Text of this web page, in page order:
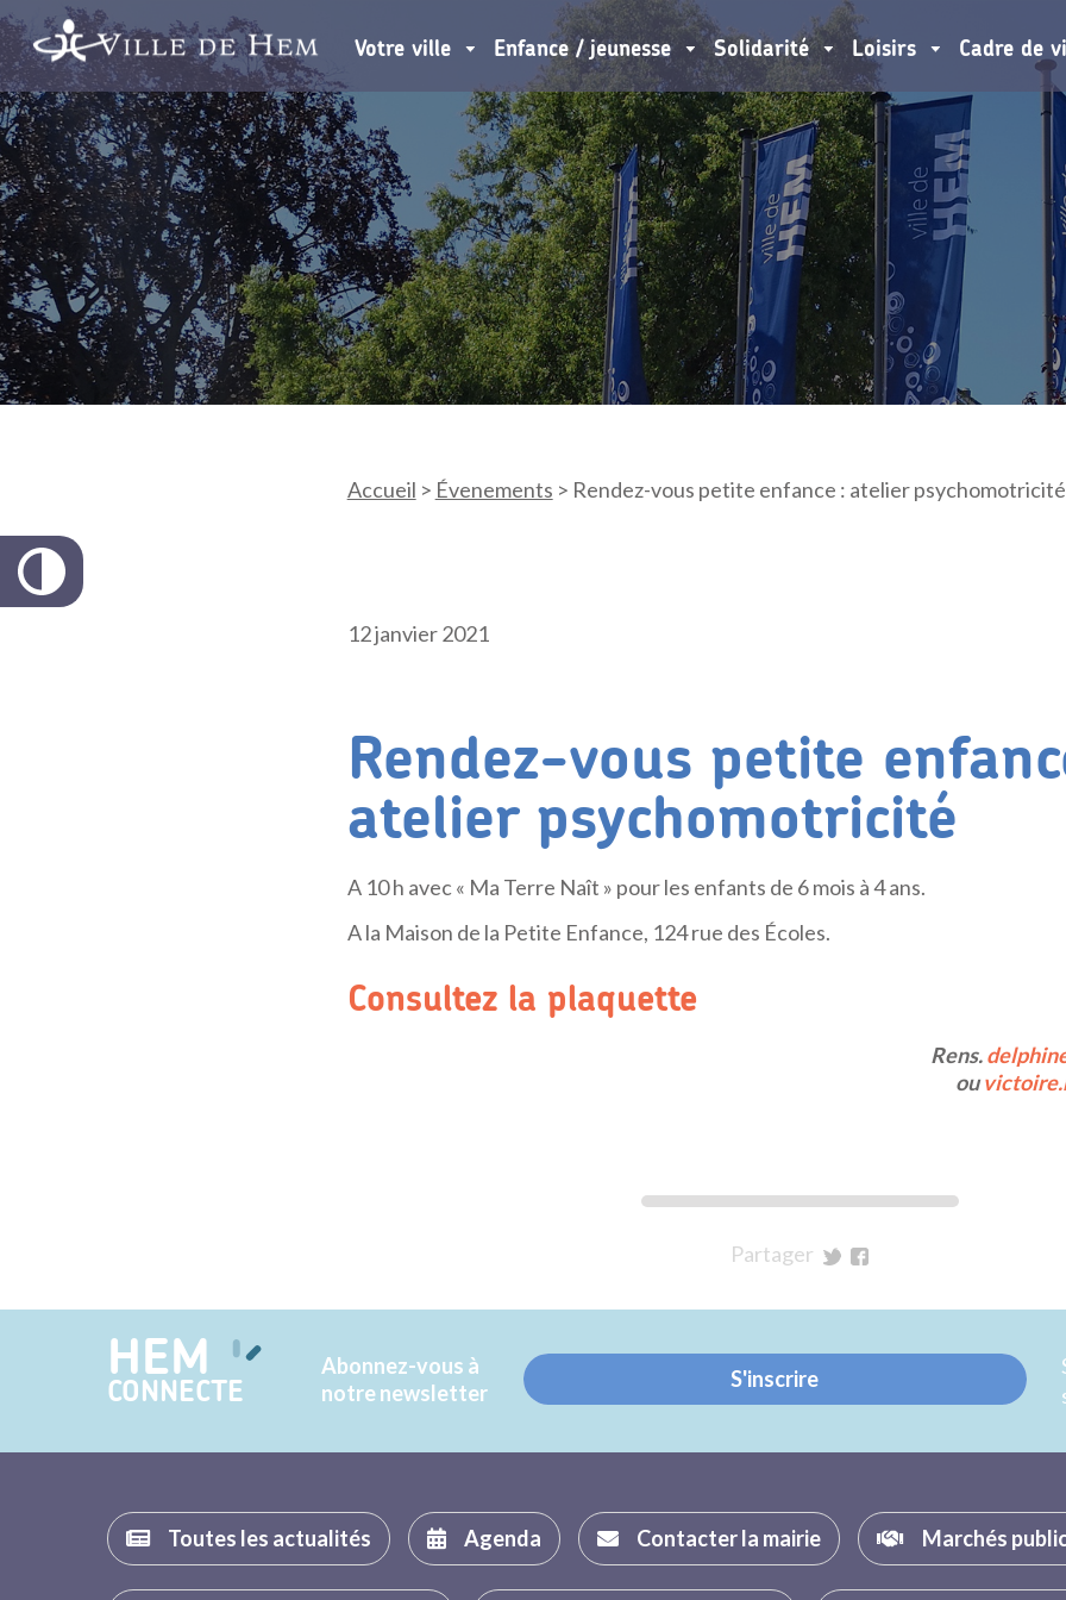
Votre ville Enfance / jeunesse Solidarité Loisirs Cadre de
Accueil > Évenements > Rendez-vous petite enfance : atelier psychomotricité
12 janvier 2021
Rendez-vous petite
atelier psychomotricité
A 10 h avec « Ma Terre Naît » pour les enfants de 6 mois à 4 ans.
A la Maison de la Petite Enfance, 124 rue des Écoles.
Consultez la plaquette
Rens.
ou
Partager
Twitter
Facebook
HEM
CONNECTE
Abonnez-vous à
notre newsletter
S'inscrire
Toutes les actualités Agenda Contacter la mairie Marchés